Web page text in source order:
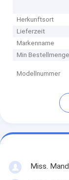
Herkunftsort
Lieferzeit
Markenname
Min Bestellmenge
Modellnummer
Miss.